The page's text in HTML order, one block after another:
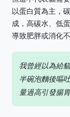
以蛋白質為主，
成，高碳水、低
導致肥胖或消化不
我曾經以為給
半碗泡麵後嘔
量過高引發腸